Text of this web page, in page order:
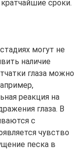
сроки.
могут не
наличие
глаза можно
реакция на
глаза. В
с
чувство
песка в